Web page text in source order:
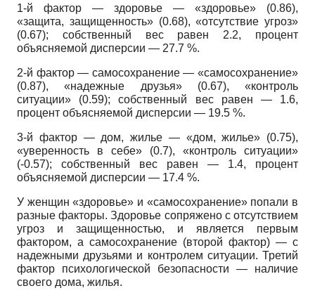
1-й фактор — здоровье — «здоровье» (0.86),
«защита, защищенность» (0.68), «отсутствие угроз»
(0.67); собственный вес равен 2.2, процент
объясняемой дисперсии — 27.7 %.
2-й фактор — самосохранение — «самосохранение»
(0.87), «надежные друзья» (0.67), «контроль
ситуации» (0.59); собственный вес равен — 1.6,
процент объясняемой дисперсии — 19.5 %.
3-й фактор — дом, жилье — «дом, жилье» (0.75),
«уверенность в себе» (0.7), «контроль ситуации»
(-0.57); собственный вес равен — 1.4, процент
объясняемой дисперсии — 17.4 %.
У женщин «здоровье» и «самосохранение» попали в
разные факторы. Здоровье сопряжено с отсутствием
угроз и защищенностью, и является первым
фактором, а самосохранение (второй фактор) — с
надежными друзьями и контролем ситуации. Третий
фактор психологической безопасности — наличие
своего дома, жилья.